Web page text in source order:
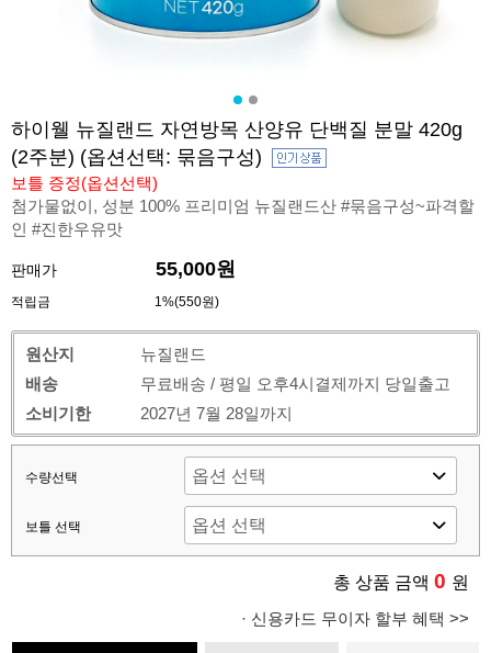
하이웰 뉴질랜드 자연방목 산양유 단백질 분말 420g
(2주분) (옵션선택: 묶음구성)
보틀 증정(옵션선택)
첨가물없이, 성분 100% 프리미엄 뉴질랜드산 #묶음구성~파격할
인 #진한우유맛
판매가 55,000원
적립금 1%(550원)
원산지
뉴질랜드
배송
무료배송 / 평일 오후4시결제까지 당일출고
소비기한
2027년 7월 28일까지
수량선택
보틀 선택
총 상품 금액 0 원
· 신용카드 무이자 할부 혜택 >>